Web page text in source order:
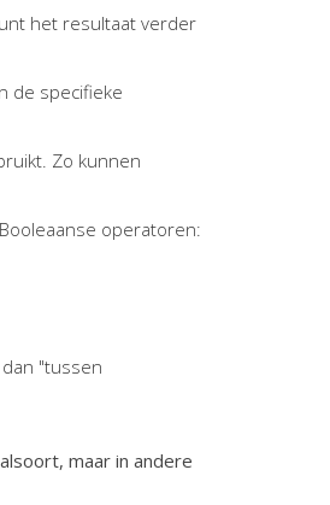
het resultaat verder
de specifieke
Zo kunnen
operatoren:
"tussen
maar in andere